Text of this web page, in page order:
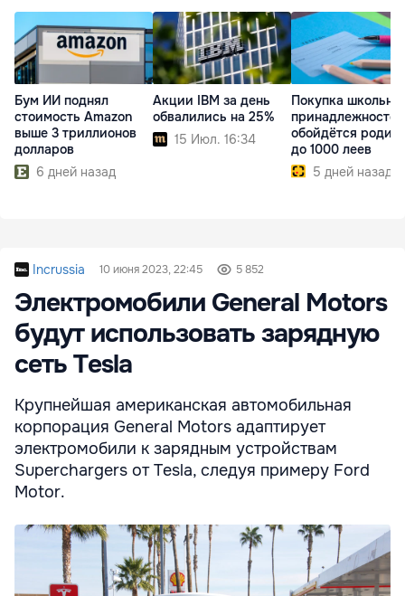
Бум ИИ поднял
стоимость Amazon
выше 3 триллионов
долларов
6 дней назад
Акции IBM за день
обвалились на 25%
15 Июл. 16:34
Покупка
принадлежностей
обойдётся
до 1000 леев
5 дней назад
Incrussia 10 июня 2023, 22:45 5 852
Электромобили General Motors
будут использовать зарядную
сеть Tesla
Крупнейшая американская автомобильная
корпорация General Motors адаптирует
электромобили к зарядным устройствам
Superchargers от Tesla, следуя примеру Ford
Motor.